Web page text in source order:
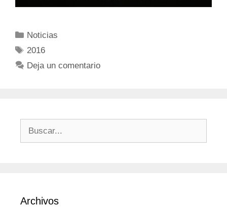
Noticias
2016
Deja un comentario
Archivos